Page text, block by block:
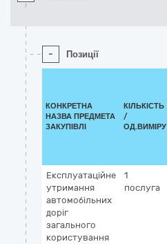
- Позиції
КОНКРЕТНА
НАЗВА ПРЕДМЕТА
ЗАКУПІВЛІ
КІЛЬКІСТЬ
/
ОД.ВИМІРУ
Експлуатаційне
утримання
автомобільних
доріг
загального
користування
1
послуга